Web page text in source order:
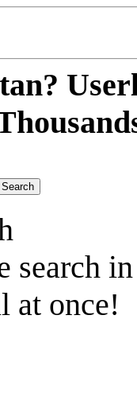
search
at once!